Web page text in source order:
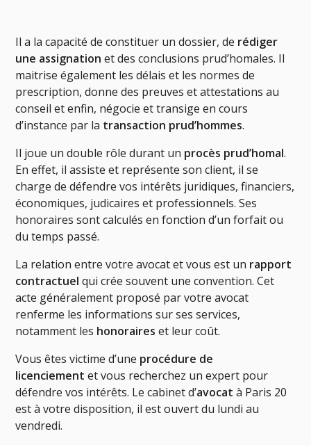
Il a la capacité de constituer un dossier, de rédiger
une assignation et des conclusions prud’homales. Il
maitrise également les délais et les normes de
prescription, donne des preuves et attestations au
conseil et enfin, négocie et transige en cours
d’instance par la transaction prud’hommes.
Il joue un double rôle durant un procès prud’homal.
En effet, il assiste et représente son client, il se
charge de défendre vos intérêts juridiques, financiers,
économiques, judicaires et professionnels. Ses
honoraires sont calculés en fonction d’un forfait ou
du temps passé.
La relation entre votre avocat et vous est un rapport
contractuel qui crée souvent une convention. Cet
acte généralement proposé par votre avocat
renferme les informations sur ses services,
notamment les honoraires et leur coût.
Vous êtes victime d’une procédure de
licenciement et vous recherchez un expert pour
défendre vos intérêts. Le cabinet d’avocat à Paris 20
est à votre disposition, il est ouvert du lundi au
vendredi.